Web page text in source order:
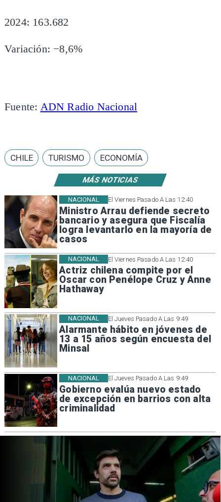
MÁS NOTICIAS
El Viernes Pasado A Las 12:40
Ministro Arrau defiende secreto
bancario y asegura que Fiscalía
logra levantarlo en la mayoría de
casos
NACIONAL
El Viernes Pasado A Las 12:40
Actriz chilena compite por el
Oscar con Penélope Cruz y Anne
Hathaway
NACIONAL
El Jueves Pasado A Las 9:49
Alarmante hábito en jóvenes de
13 a 15 años según encuesta del
Minsal
NACIONAL
El Jueves Pasado A Las 9:49
Gobierno evalúa nuevo estado
de excepción en barrios con alta
criminalidad
NACIONAL
2024: 163.682
Variación: −8,6%
Fuente: ADN Radio Nacional
CHILE TURISMO ECONOMÍA